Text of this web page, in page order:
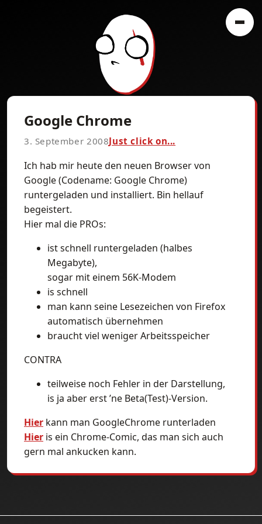
Google Chrome
3. September 2008Just click on...
Ich hab mir heute den neuen Browser von
Google (Codename: Google Chrome)
runtergeladen und installiert. Bin hellauf
begeistert.
Hier mal die PROs:
ist schnell runtergeladen (halbes
Megabyte),
sogar mit einem 56K-Modem
is schnell
man kann seine Lesezeichen von Firefox
automatisch übernehmen
braucht viel weniger Arbeitsspeicher
CONTRA
teilweise noch Fehler in der Darstellung,
is ja aber erst ’ne Beta(Test)-Version.
Hier kann man GoogleChrome runterladen
Hier is ein Chrome-Comic, das man sich auch
gern mal ankucken kann.